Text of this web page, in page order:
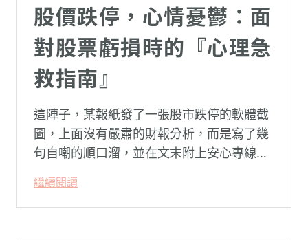
股價跌停，心情憂鬱：面
對股票虧損時的『心理急
救指南』
這陣子，某報紙發了一張股市跌停的軟體截
圖，上面沒有嚴肅的財報分析，而是寫了幾
句自嘲的順口溜，並在文末附上安心專線與
被廣泛轉載。對許多投資人而言，螢幕上下
跌的數字背後，實質連結的是個人的財務壓
繼續閱讀